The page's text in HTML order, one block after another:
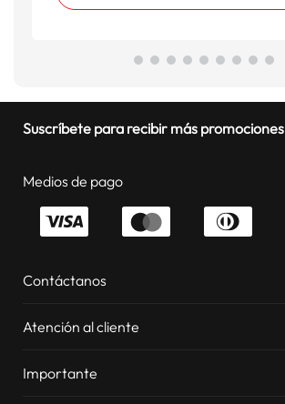
Suscríbete para recibir más promociones
Medios de pago
Contáctanos
Atención al cliente
Cambios y devoluciones
Importante